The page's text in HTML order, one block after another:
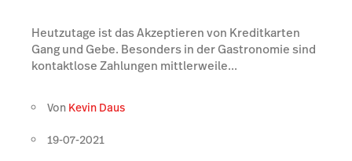
Heutzutage ist das Akzeptieren von Kreditkarten
Gang und Gebe. Besonders in der Gastronomie sind
kontaktlose Zahlungen mittlerweile...
Von Kevin Daus
19-07-2021